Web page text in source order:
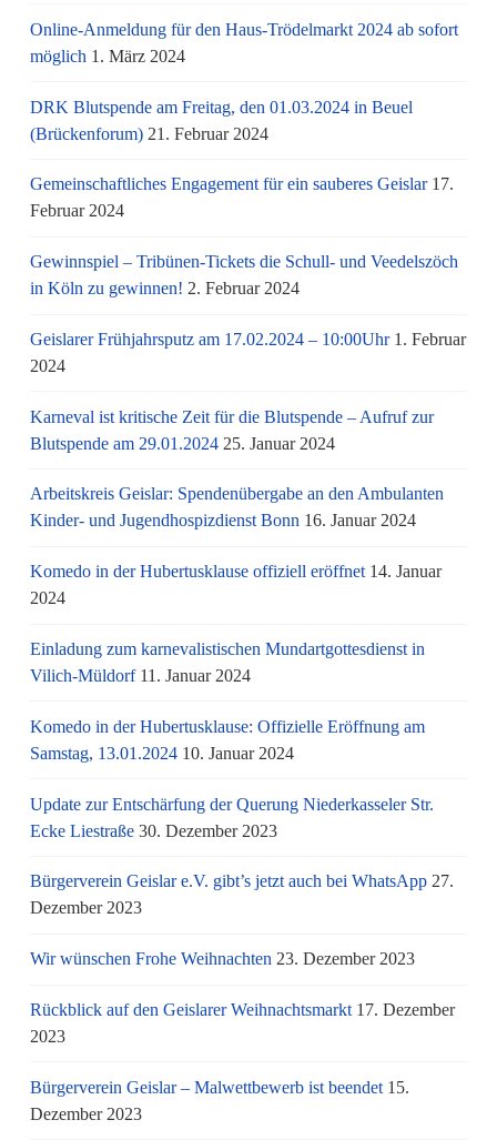
Online-Anmeldung für den Haus-Trödelmarkt 2024 ab sofort
möglich 1. März 2024
DRK Blutspende am Freitag, den 01.03.2024 in Beuel
(Brückenforum) 21. Februar 2024
Gemeinschaftliches Engagement für ein sauberes Geislar 17.
Februar 2024
Gewinnspiel – Tribünen-Tickets die Schull- und Veedelszöch
in Köln zu gewinnen! 2. Februar 2024
Geislarer Frühjahrsputz am 17.02.2024 – 10:00Uhr 1. Februar
2024
Karneval ist kritische Zeit für die Blutspende – Aufruf zur
Blutspende am 29.01.2024 25. Januar 2024
Arbeitskreis Geislar: Spendenübergabe an den Ambulanten
Kinder- und Jugendhospizdienst Bonn 16. Januar 2024
Komedo in der Hubertusklause offiziell eröffnet 14. Januar
2024
Einladung zum karnevalistischen Mundartgottesdienst in
Vilich-Müldorf 11. Januar 2024
Komedo in der Hubertusklause: Offizielle Eröffnung am
Samstag, 13.01.2024 10. Januar 2024
Update zur Entschärfung der Querung Niederkasseler Str.
Ecke Liestraße 30. Dezember 2023
Bürgerverein Geislar e.V. gibt’s jetzt auch bei WhatsApp 27.
Dezember 2023
Wir wünschen Frohe Weihnachten 23. Dezember 2023
Rückblick auf den Geislarer Weihnachtsmarkt 17. Dezember
2023
Bürgerverein Geislar – Malwettbewerb ist beendet 15.
Dezember 2023